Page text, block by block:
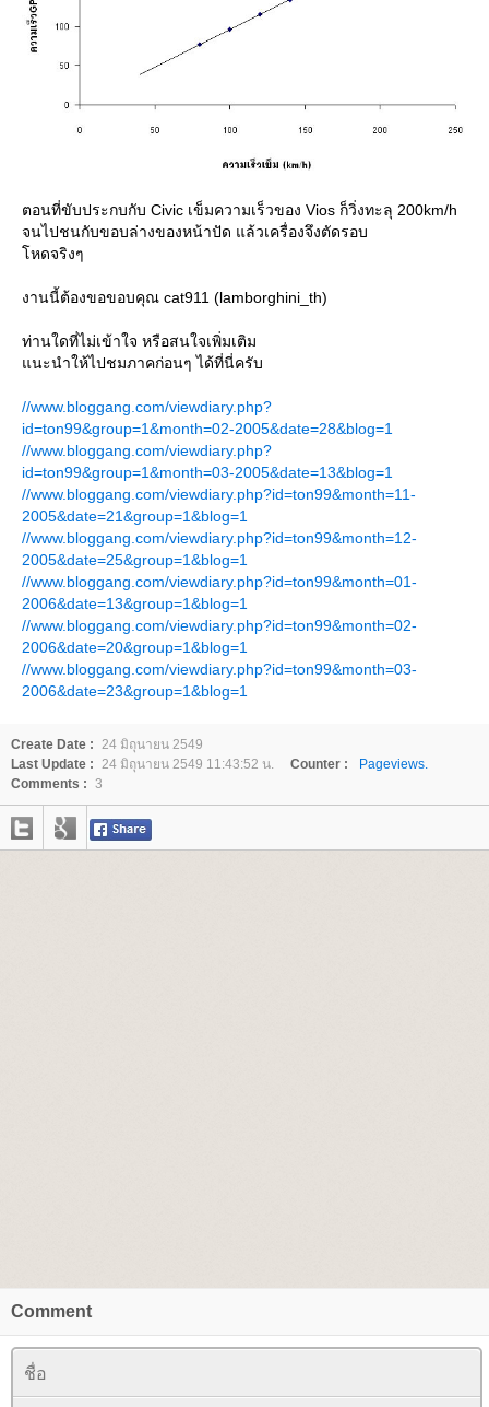
ตอนที่ขับประกบกับ Civic เข็มความเร็วของ Vios ก็วิ่งทะลุ 200km/h
จนไปชนกับขอบล่างของหน้าปัด แล้วเครื่องจึงตัดรอบ
หดจริงๆ
งานนี้ต้องขอขอบคุณ cat911 (lamborghini_th)
ท่านใดที่ไม่เข้าใจ หรือสนใจเพิ่มเติม
นะนำให้ไปชมภาคก่อนๆ ได้ที่นี่ครับ
//www.bloggang.com/viewdiary.php?
id=ton99&group=1&month=02-2005&date=28&blog=1
//www.bloggang.com/viewdiary.php?
id=ton99&group=1&month=03-2005&date=13&blog=1
//www.bloggang.com/viewdiary.php?id=ton99&month=11-
2005&date=21&group=1&blog=1
//www.bloggang.com/viewdiary.php?id=ton99&month=12-
2005&date=25&group=1&blog=1
//www.bloggang.com/viewdiary.php?id=ton99&month=01-
2006&date=13&group=1&blog=1
//www.bloggang.com/viewdiary.php?id=ton99&month=02-
2006&date=20&group=1&blog=1
//www.bloggang.com/viewdiary.php?id=ton99&month=03-
2006&date=23&group=1&blog=1
Create Date : 24 มิถุนายน 2549
Last Update : 24 มิถุนายน 2549 11:43:52 น. Counter :
Pageviews.
Comments : 3
Comment